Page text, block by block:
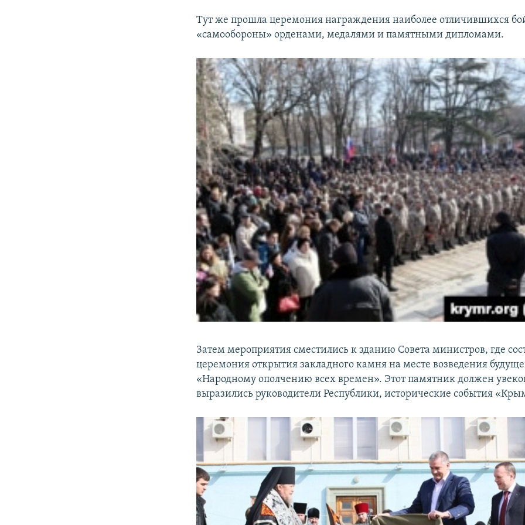
Тут же прошла церемония награждения наиболее отличившихся
«самообороны» орденами, медалями и памятными дипломами.
Затем мероприятия сместились к зданию Совета министров, где
церемония открытия закладного камня на месте возведения
«Народному ополчению всех времен». Этот памятник должен
выразились руководители Республики, исторические события